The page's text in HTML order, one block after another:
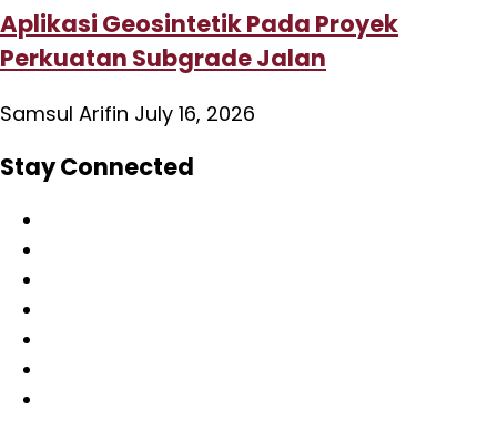
Aplikasi Geosintetik Pada Proyek
Perkuatan Subgrade Jalan
Samsul Arifin July 16, 2026
Stay Connected